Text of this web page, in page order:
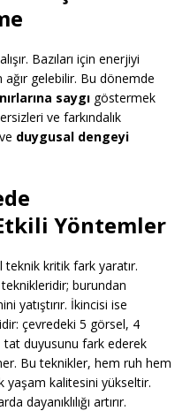
Bazıları için enerjiyi
gelebilir. Bu dönemde
saygı göstermek
ve farkındalık
duygusal dengeyi
Yöntemler
teknik kritik fark yaratır.
teknikleridir; burundan
yatıştırır. İkincisi ise
çevredeki 5 görsel, 4
duyusunu fark ederek
Bu teknikler, hem ruh hem
yaşam kalitesini yükseltir.
dayanıklılığı artırır.